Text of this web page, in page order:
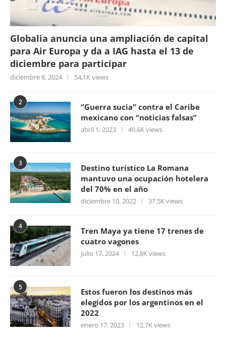
Globalia anuncia una ampliación de capital
para Air Europa y da a IAG hasta el 13 de
diciembre para participar
diciembre 8, 2024 54,1K views
2
“Guerra sucia” contra el Caribe
mexicano con “noticias falsas”
abril 1, 2023 49,6K views
3
Destino turístico La Romana
mantuvo una ocupación hotelera
del 70% en el año
diciembre 10, 2022 37,5K views
4
Tren Maya ya tiene 17 trenes de
cuatro vagones
julio 17, 2024 12,8K views
5
Estos fueron los destinos más
elegidos por los argentinos en el
2022
enero 17, 2023 12,7K views